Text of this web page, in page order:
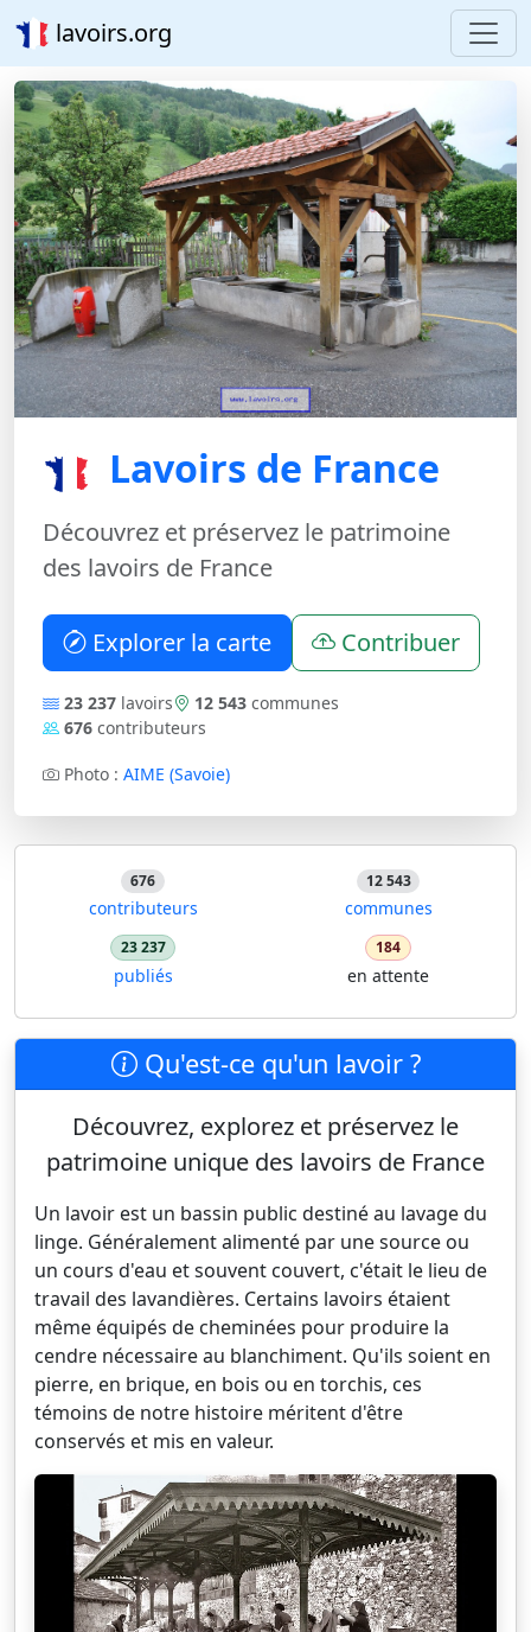
lavoirs.org
Lavoirs de France
Découvrez et préservez le patrimoine
des lavoirs de France
Explorer la carte Contribuer
23 237 lavoirs 12 543 communes
676 contributeurs
Photo : AIME (Savoie)
676
contributeurs
12 543
communes
23 237
publiés
184
en attente
Qu'est-ce qu'un lavoir ?
Découvrez, explorez et préservez le
patrimoine unique des lavoirs de France
Un lavoir est un bassin public destiné au lavage du
linge. Généralement alimenté par une source ou
un cours d'eau et souvent couvert, c'était le lieu de
travail des lavandières. Certains lavoirs étaient
même équipés de cheminées pour produire la
cendre nécessaire au blanchiment. Qu'ils soient en
pierre, en brique, en bois ou en torchis, ces
témoins de notre histoire méritent d'être
conservés et mis en valeur.